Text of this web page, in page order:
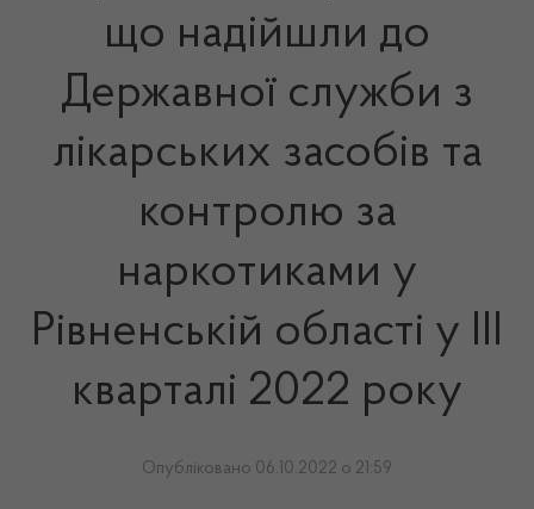
що надійшли до
Державної служби з
лікарських засобів та
контролю за
наркотиками у
Рівненській області у III
кварталі 2022 року
Опубліковано 06.10.2022 о 21:59